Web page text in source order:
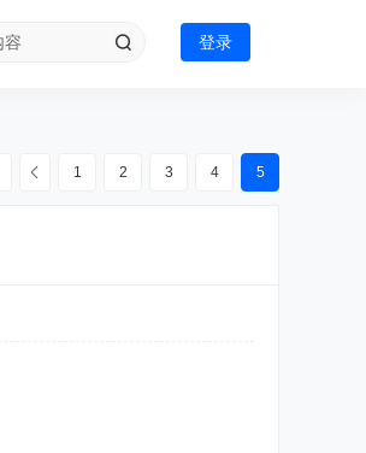
登录
1 2 3 4 5